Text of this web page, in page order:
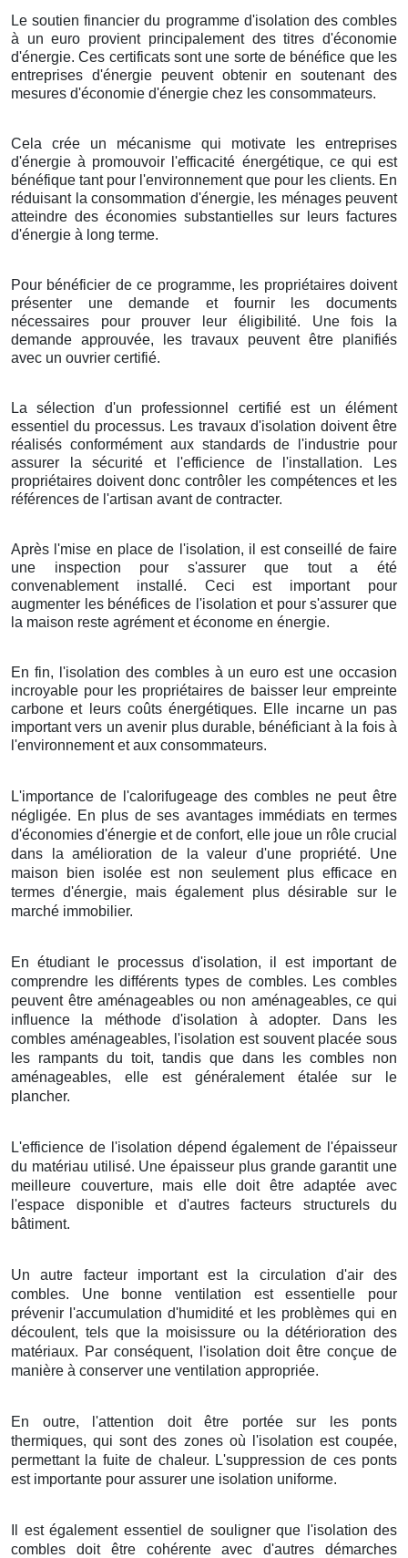
Le soutien financier du programme d'isolation des combles
à un euro provient principalement des titres d'économie
d'énergie. Ces certificats sont une sorte de bénéfice que les
entreprises d'énergie peuvent obtenir en soutenant des
mesures d'économie d'énergie chez les consommateurs.
Cela crée un mécanisme qui motivate les entreprises
d'énergie à promouvoir l'efficacité énergétique, ce qui est
bénéfique tant pour l'environnement que pour les clients. En
réduisant la consommation d'énergie, les ménages peuvent
atteindre des économies substantielles sur leurs factures
d'énergie à long terme.
Pour bénéficier de ce programme, les propriétaires doivent
présenter une demande et fournir les documents
nécessaires pour prouver leur éligibilité. Une fois la
demande approuvée, les travaux peuvent être planifiés
avec un ouvrier certifié.
La sélection d'un professionnel certifié est un élément
essentiel du processus. Les travaux d'isolation doivent être
réalisés conformément aux standards de l'industrie pour
assurer la sécurité et l'efficience de l'installation. Les
propriétaires doivent donc contrôler les compétences et les
références de l'artisan avant de contracter.
Après l'mise en place de l'isolation, il est conseillé de faire
une inspection pour s'assurer que tout a été
convenablement installé. Ceci est important pour
augmenter les bénéfices de l'isolation et pour s'assurer que
la maison reste agrément et économe en énergie.
En fin, l'isolation des combles à un euro est une occasion
incroyable pour les propriétaires de baisser leur empreinte
carbone et leurs coûts énergétiques. Elle incarne un pas
important vers un avenir plus durable, bénéficiant à la fois à
l'environnement et aux consommateurs.
L'importance de l'calorifugeage des combles ne peut être
négligée. En plus de ses avantages immédiats en termes
d'économies d'énergie et de confort, elle joue un rôle crucial
dans la amélioration de la valeur d'une propriété. Une
maison bien isolée est non seulement plus efficace en
termes d'énergie, mais également plus désirable sur le
marché immobilier.
En étudiant le processus d'isolation, il est important de
comprendre les différents types de combles. Les combles
peuvent être aménageables ou non aménageables, ce qui
influence la méthode d'isolation à adopter. Dans les
combles aménageables, l'isolation est souvent placée sous
les rampants du toit, tandis que dans les combles non
aménageables, elle est généralement étalée sur le
plancher.
L'efficience de l'isolation dépend également de l'épaisseur
du matériau utilisé. Une épaisseur plus grande garantit une
meilleure couverture, mais elle doit être adaptée avec
l'espace disponible et d'autres facteurs structurels du
bâtiment.
Un autre facteur important est la circulation d'air des
combles. Une bonne ventilation est essentielle pour
prévenir l'accumulation d'humidité et les problèmes qui en
découlent, tels que la moisissure ou la détérioration des
matériaux. Par conséquent, l'isolation doit être conçue de
manière à conserver une ventilation appropriée.
En outre, l'attention doit être portée sur les ponts
thermiques, qui sont des zones où l'isolation est coupée,
permettant la fuite de chaleur. L'suppression de ces ponts
est importante pour assurer une isolation uniforme.
Il est également essentiel de souligner que l'isolation des
combles doit être cohérente avec d'autres démarches